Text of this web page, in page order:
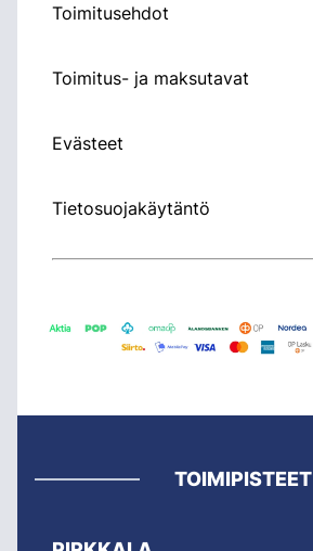
Toimitusehdot
Toimitus- ja maksutavat
Evästeet
Tietosuojakäytäntö
TOIMIPISTEET